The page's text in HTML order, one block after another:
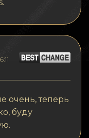
очень, теперь
буду